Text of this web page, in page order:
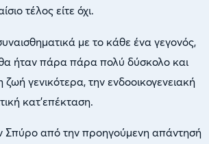
τέλος είτε όχι.
με το κάθε ένα γεγονός,
θα ήταν πάρα πάρα πολύ δύσκολο και
γενικότερα, την ενδοοικογενειακή
κατ’επέκταση.
Σπύρο από την προηγούμενη απάντησή